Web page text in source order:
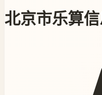
北京市乐算